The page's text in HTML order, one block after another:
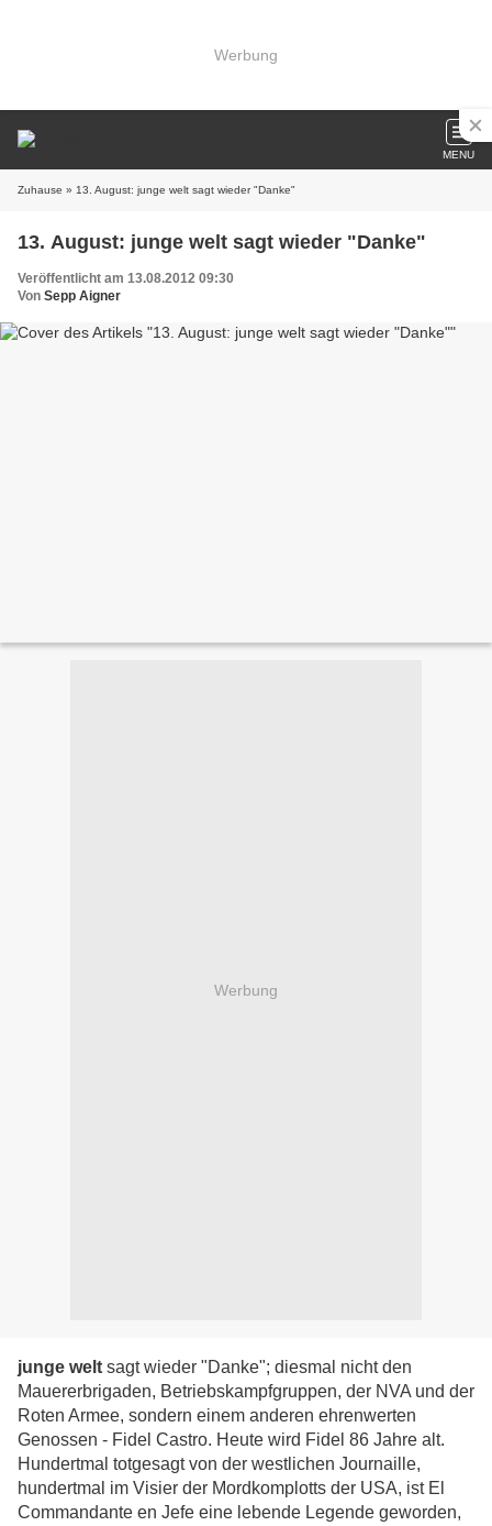
Werbung
MENU
Zuhause » 13. August: junge welt sagt wieder "Danke"
13. August: junge welt sagt wieder "Danke"
Veröffentlicht am 13.08.2012 09:30
Von Sepp Aigner
Werbung
junge welt sagt wieder "Danke"; diesmal nicht den
Mauererbrigaden, Betriebskampfgruppen, der NVA und der
Roten Armee, sondern einem anderen ehrenwerten
Genossen - Fidel Castro. Heute wird Fidel 86 Jahre alt.
Hundertmal totgesagt von der westlichen Journaille,
hundertmal im Visier der Mordkomplotts der USA, ist El
Commandante en Jefe eine lebende Legende geworden,